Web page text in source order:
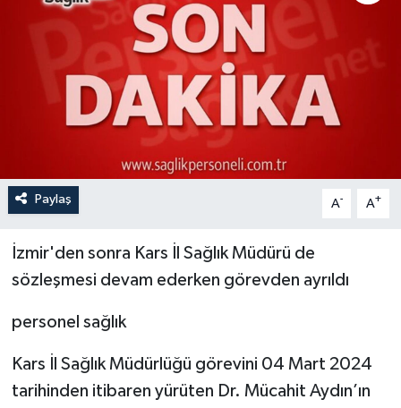
Paylaş A- A+
İzmir'den sonra Kars İl Sağlık Müdürü de
sözleşmesi devam ederken görevden ayrıldı
personel sağlık
Kars İl Sağlık Müdürlüğü görevini 04 Mart 2024
tarihinden itibaren yürüten Dr. Mücahit Aydın’ın